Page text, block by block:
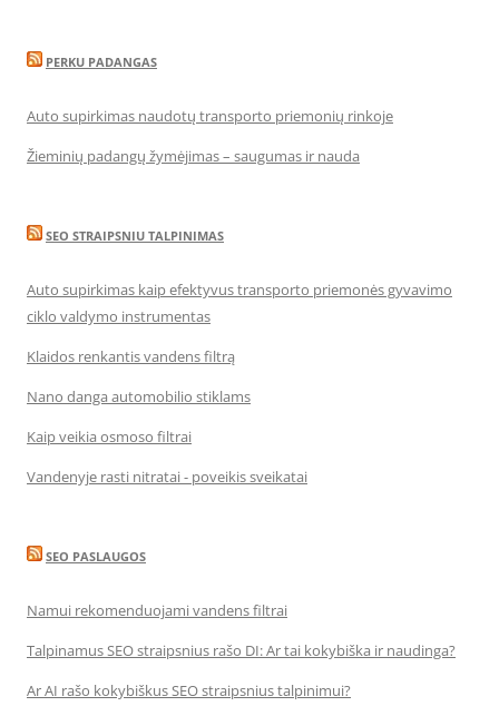
PERKU PADANGAS
Auto supirkimas naudotų transporto priemonių rinkoje
Žieminių padangų žymėjimas – saugumas ir nauda
SEO STRAIPSNIU TALPINIMAS
Auto supirkimas kaip efektyvus transporto priemonės gyvavimo
ciklo valdymo instrumentas
Klaidos renkantis vandens filtrą
Nano danga automobilio stiklams
Kaip veikia osmoso filtrai
Vandenyje rasti nitratai - poveikis sveikatai
SEO PASLAUGOS
Namui rekomenduojami vandens filtrai
Talpinamus SEO straipsnius rašo DI: Ar tai kokybiška ir naudinga?
Ar AI rašo kokybiškus SEO straipsnius talpinimui?